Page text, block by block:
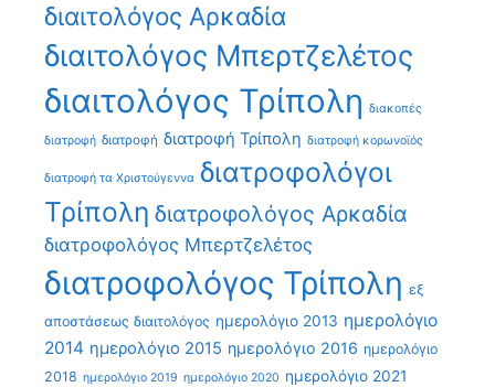
διαιτολόγος Αρκαδία
διαιτολόγος Μπερτζελέτος
διαιτολόγος Τρίπολη διακοπές
διατροφή διατροφή διατροφή Τρίπολη διατροφή κορωνοϊός
διατροφή τα Χριστούγεννα διατροφολόγοι
Τρίπολη διατροφολόγος Αρκαδία
διατροφολόγος Μπερτζελέτος
διατροφολόγος Τρίπολη εξ
αποστάσεως διαιτολόγος ημερολόγιο 2013 ημερολόγιο
2014 ημερολόγιο 2015 ημερολόγιο 2016 ημερολόγιο
2018 ημερολόγιο 2019 ημερολόγιο 2020 ημερολόγιο 2021